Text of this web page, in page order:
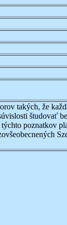
takých, že
študovať
poznatkov